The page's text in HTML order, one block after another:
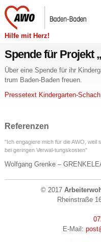
Hilfe mit Herz!
Spende für Projekt
Über eine Spen­de für ihr
trum Ba­den-Ba­den freu­en.
Pres­se­text Kin­der­gar­ten-Schach
Referenzen
"Ich engagiere mich für die AWO, weil
bei geringen Verwal-tungskosten"
Wolfgang Grenke –
© 2017
Rheinstraße
E-Mail: